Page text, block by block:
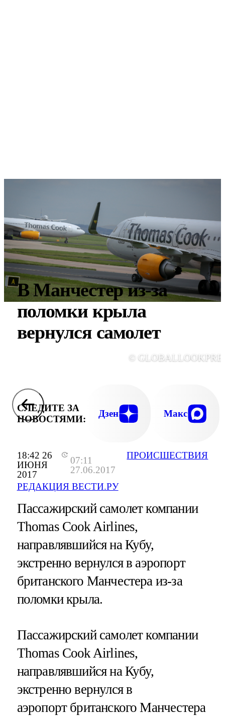
18:42 26
ИЮНЯ
2017
07:11
27.06.2017
РЕДАКЦИЯ ВЕСТИ.РУ
ПРОИСШЕСТВИЯ
В Манчестер из-за
поломки крыла
вернулся самолет
©
СЛЕДИТЕ ЗА
НОВОСТЯМИ:
Дзен Макс
Пассажирский самолет компании
Thomas Cook Airlines,
направлявшийся на Кубу,
экстренно вернулся в аэропорт
британского Манчестера из-за
поломки крыла.
Пассажирский самолет компании
Thomas Cook Airlines,
направлявшийся на Кубу,
экстренно вернулся в
аэропорт британского Манчестера